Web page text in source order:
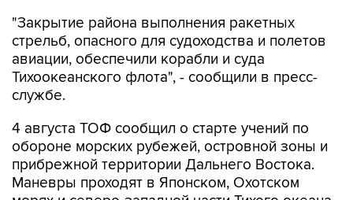
"Закрытие района выполнения ракетных
стрельб, опасного для судоходства и полетов
авиации, обеспечили корабли и суда
Тихоокеанского флота", - сообщили в пресс-
службе.
4 августа ТОФ сообщил о старте учений по
обороне морских рубежей, островной зоны и
прибрежной территории Дальнего Востока.
Маневры проходят в Японском, Охотском